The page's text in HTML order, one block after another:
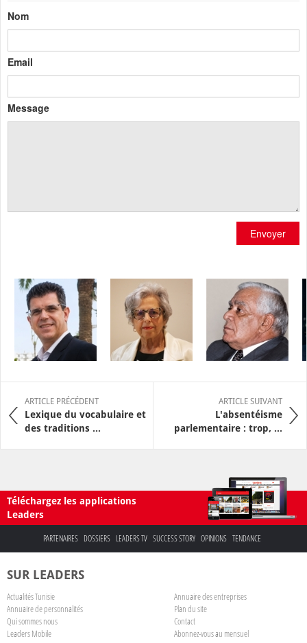
Nom
Email
Message
Envoyer
ARTICLE PRÉCÉDENT
Lexique du vocabulaire et
des traditions ...
ARTICLE SUIVANT
L'absentéisme
parlementaire : trop, ...
Téléchargez les applications
Leaders
PARTENAIRES DOSSIERS LEADERS TV SUCCESS STORY OPINIONS TENDANCE
SUR LEADERS
Actualités Tunisie
Annuaire des entreprises
Annuaire de personnalités
Plan du site
Qui sommes nous
Contact
Leaders Mobile
Abonnez-vous au mensuel